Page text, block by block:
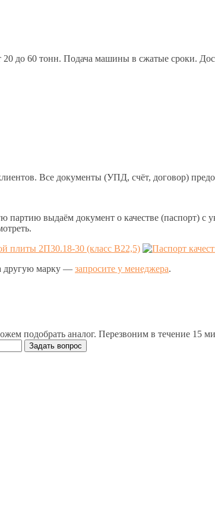
до 60 тонн. Подача машины в сжатые сроки.
Все документы (УПД, счёт, договор)
выдаём документ о качестве (паспорт) с
другую марку — запросите у менеджера.
подобрать аналог. Перезвоним в течение 15
Задать вопрос